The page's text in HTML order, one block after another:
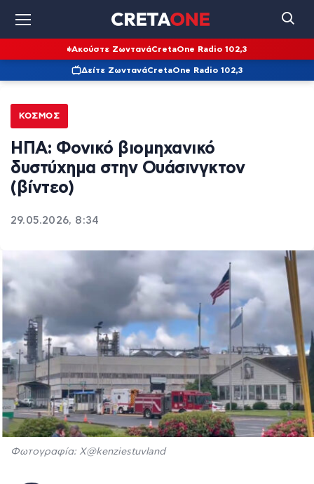
Ακούστε ΖωντανάCretaOne Radio 102,3
Δείτε ΖωντανάCretaOne Radio 102,3
ΚΌΣΜΟΣ
ΗΠΑ: Φονικό βιομηχανικό
δυστύχημα στην Ουάσινγκτον
(βίντεο)
29.05.2026, 8:34
Φωτογραφία: Χ@kenziestuvland